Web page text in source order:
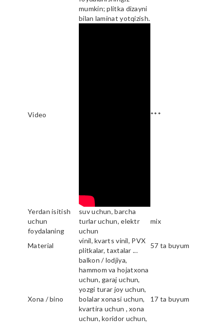
mumkin; plitka dizayni
bilan laminat yotqizish.
Video ***
Yerdan isitish
uchun
foydalaning
suv uchun, barcha
turlar uchun, elektr
uchun
mix
Material
vinil, kvarts vinil, PVX
plitkalar, taxtalar ...
57 ta buyum
Xona / bino
balkon / lodjiya,
hammom va hojatxona
uchun, garaj uchun,
yozgi turar joy uchun,
bolalar xonasi uchun,
kvartira uchun , xona
uchun, koridor uchun,
17 ta buyum